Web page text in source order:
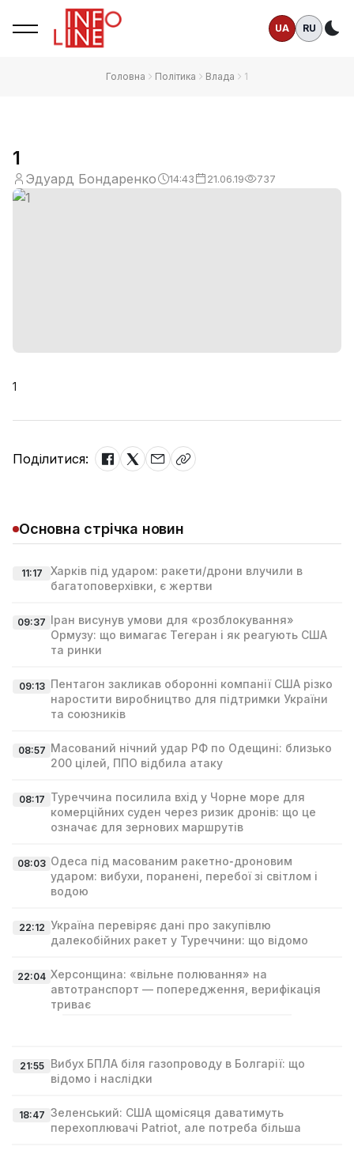
UA RU
Головна Політика Влада 1
1
Эдуард Бондаренко 14:43 21.06.19 737
1
Поділитися:
Основна стрічка новин
11:17
Харків під ударом: ракети/дрони влучили в
багатоповерхівки, є жертви
09:37 Іран висунув умови для «розблокування»
Ормузу: що вимагає Тегеран і як реагують США
та ринки
09:13 Пентагон закликав оборонні компанії США різко
наростити виробництво для підтримки України
та союзників
08:57 Масований нічний удар РФ по Одещині: близько
200 цілей, ППО відбила атаку
08:17 Туреччина посилила вхід у Чорне море для
комерційних суден через ризик дронів: що це
означає для зернових маршрутів
08:03 Одеса під масованим ракетно‑дроновим
ударом: вибухи, поранені, перебої зі світлом і
водою
22:12 Україна перевіряє дані про закупівлю
далекобійних ракет у Туреччини: що відомо
22:04 Херсонщина: «вільне полювання» на
автотранспорт — попередження, верифікація
триває
21:55
Вибух БПЛА біля газопроводу в Болгарії: що
відомо і наслідки
18:47 Зеленський: США щомісяця даватимуть
перехоплювачі Patriot, але потреба більша